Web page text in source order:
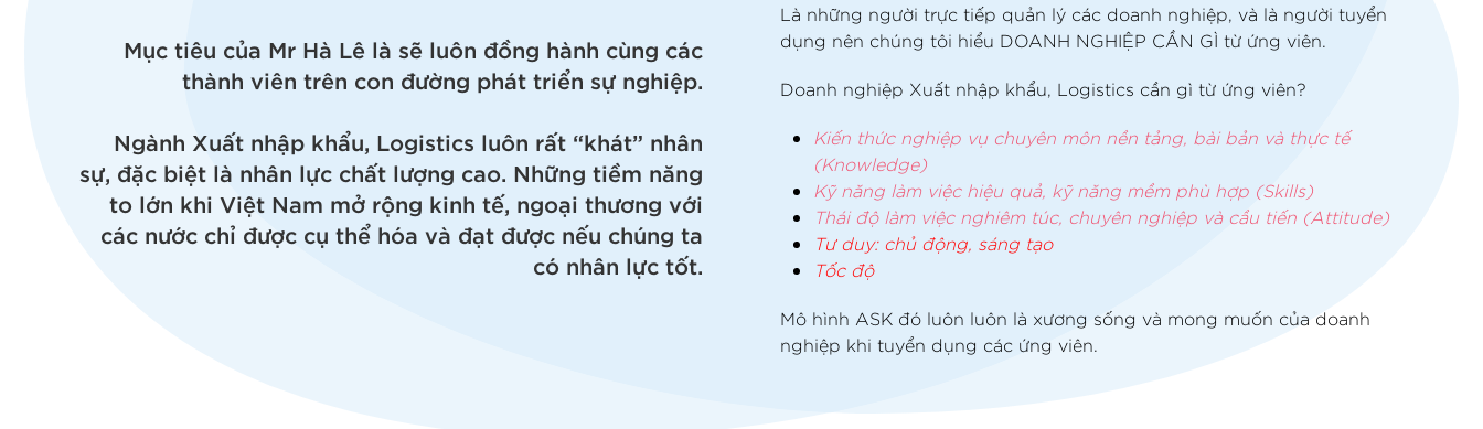
Mục tiêu của Mr Hà Lê là sẽ luôn đồng hành cùng các
thành viên trên con đường phát triển sự nghiệp.
Ngành Xuất nhập khẩu, Logistics luôn rất “khát” nhân
sự, đặc biệt là nhân lực chất lượng cao. Những tiềm năng
to lớn khi Việt Nam mở rộng kinh tế, ngoại thương với
các nước chỉ được cụ thể hóa và đạt được nếu chúng ta
có nhân lực tốt.
Là những người trực tiếp quản lý các doanh nghiệp, và là người tuyển
dụng nên chúng tôi hiểu DOANH NGHIỆP CẦN GÌ từ ứng viên.
Doanh nghiệp Xuất nhập khẩu, Logistics cần gì từ ứng viên?
Kiến thức nghiệp vụ chuyên môn nền tảng, bài bản và thực tế
(Knowledge)
Kỹ năng làm việc hiệu quả, kỹ năng mềm phù hợp (Skills)
Thái độ làm việc nghiêm túc, chuyên nghiệp và cầu tiến (Attitude)
Tư duy: chủ động, sáng tạo
Tốc độ
Mô hình ASK đó luôn luôn là xương sống và mong muốn của doanh
nghiệp khi tuyển dụng các ứng viên.